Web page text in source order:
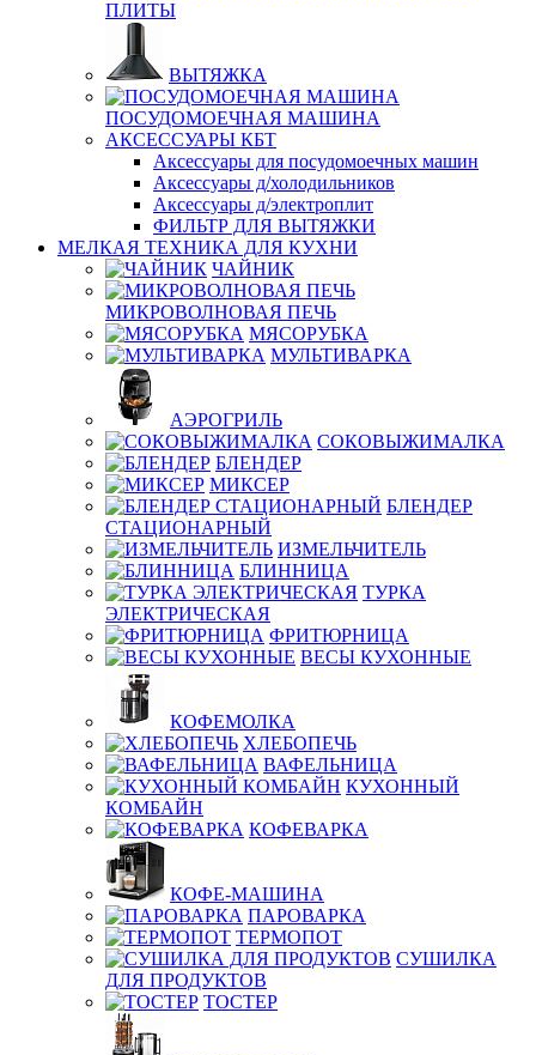
ПЛИТЫ
ВЫТЯЖКА
ПОСУДОМОЕЧНАЯ МАШИНА
АКСЕССУАРЫ КБТ
Аксессуары для посудомоечных машин
Аксессуары д/холодильников
Аксессуары д/электроплит
ФИЛЬТР ДЛЯ ВЫТЯЖКИ
МЕЛКАЯ ТЕХНИКА ДЛЯ КУХНИ
ЧАЙНИК
МИКРОВОЛНОВАЯ ПЕЧЬ
МЯСОРУБКА
МУЛЬТИВАРКА
АЭРОГРИЛЬ
СОКОВЫЖИМАЛКА
БЛЕНДЕР
МИКСЕР
БЛЕНДЕР
СТАЦИОНАРНЫЙ
ИЗМЕЛЬЧИТЕЛЬ
БЛИННИЦА
ТУРКА
ЭЛЕКТРИЧЕСКАЯ
ФРИТЮРНИЦА
ВЕСЫ КУХОННЫЕ
КОФЕМОЛКА
ХЛЕБОПЕЧЬ
ВАФЕЛЬНИЦА
КУХОННЫЙ
КОМБАЙН
КОФЕВАРКА
КОФЕ-МАШИНА
ПАРОВАРКА
ТЕРМОПОТ
СУШИЛКА
ДЛЯ ПРОДУКТОВ
ТОСТЕР